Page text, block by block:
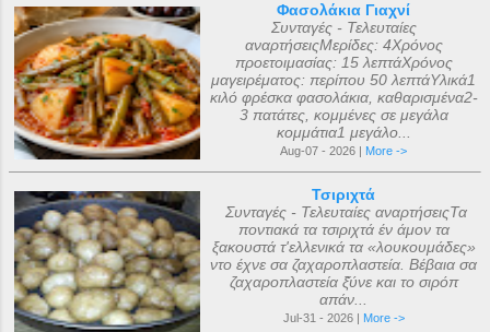
Φασολάκια Γιαχνί
Συνταγές - Τελευταίες
αναρτήσειςΜερίδες: 4Χρόνος
προετοιμασίας: 15 λεπτάΧρόνος
μαγειρέματος: περίπου 50 λεπτάΥλικά1
κιλό φρέσκα φασολάκια, καθαρισμένα2-
3 πατάτες, κομμένες σε μεγάλα
κομμάτια1 μεγάλο...
Aug-07 - 2026 | More ->
Τσιριχτά
Συνταγές - Τελευταίες αναρτήσειςΤα
ποντιακά τα τσιριχτά έν άμον τα
ξακουστά τ'ελλενικά τα «λουκουμάδες»
ντο έχνε σα ζαχαροπλαστεία. Βέβαια σα
ζαχαροπλαστεία ξ̌ύνε και το σιρόπ
απάν...
Jul-31 - 2026 | More ->